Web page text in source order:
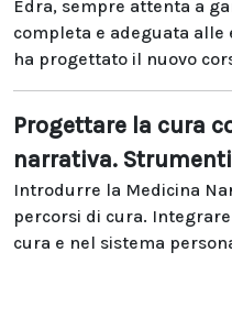
Edra, sempre attenta a
completa e adeguata alle
ha progettato il nuovo
Progettare la cura
narrativa.
Introdurre la Medicina
percorsi di cura.
cura e nel sistema